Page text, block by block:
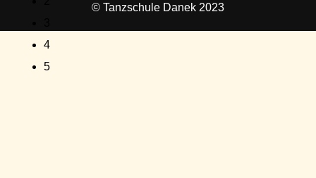
4
5
© Tanzschule Danek 2023